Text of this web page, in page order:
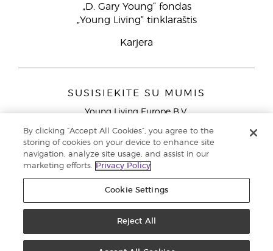
„D. Gary Young“ fondas
„Young Living“ tinklaraštis
Karjera
SUSISIEKITE SU MUMIS
Young Living Europe B.V.
9727 AJ Groningen
Klientų aptarnavimas (nemokami skambučiai iš laidinių
telefonų Lietuvoje)80030914
Privatumo politika
By clicking “Accept All Cookies”, you agree to the
storing of cookies on your device to enhance site
navigation, analyze site usage, and assist in our
marketing efforts.
Privacy Policy
Cookie Settings
Reject All